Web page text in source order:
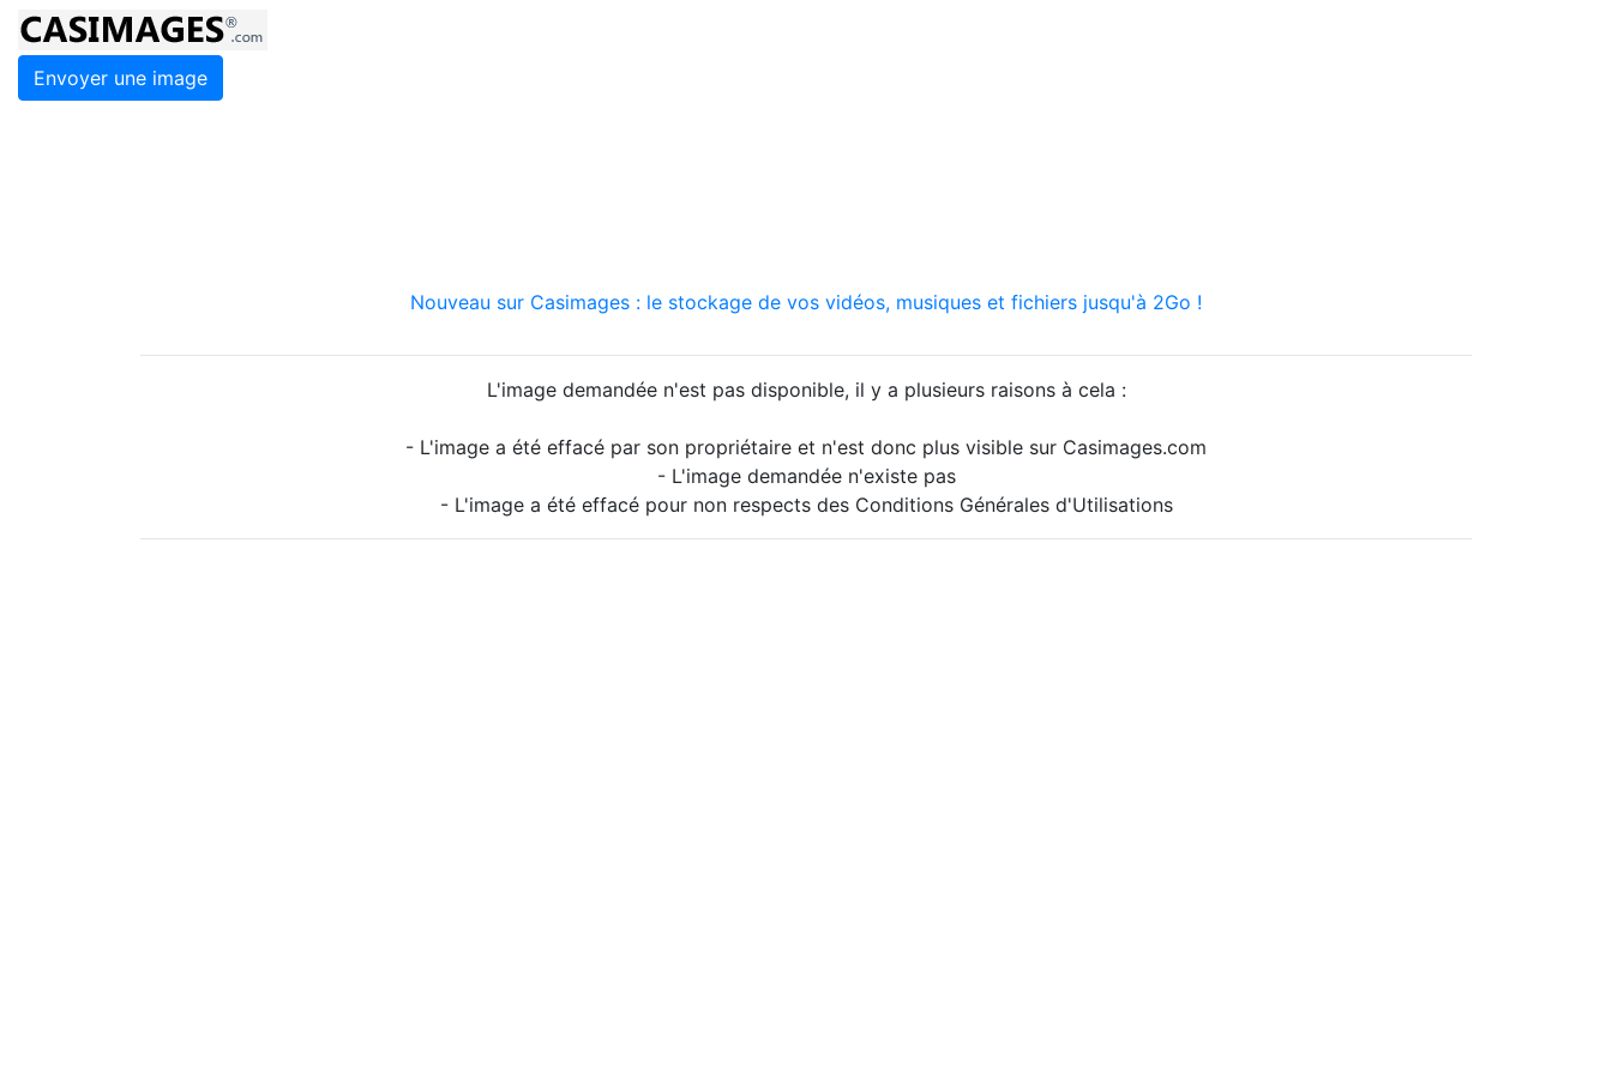
Envoyer une image
Nouveau sur Casimages : le stockage de vos vidéos, musiques et fichiers jusqu'à 2Go !
L'image demandée n'est pas disponible, il y a plusieurs raisons à cela :
- L'image a été effacé par son propriétaire et n'est donc plus visible sur Casimages.com
- L'image demandée n'existe pas
- L'image a été effacé pour non respects des Conditions Générales d'Utilisations